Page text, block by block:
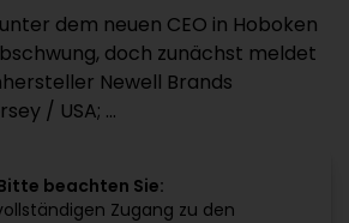
dem neuen CEO in Hoboken
doch zunächst meldet
Newell Brands
/ USA; ...
beachten Sie:
Zugang zu den